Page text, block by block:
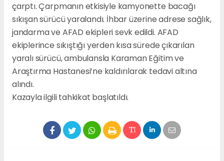
çarptı. Çarpmanın etkisiyle kamyonette bacağı
sıkışan sürücü yaralandı. İhbar üzerine adrese sağlık,
jandarma ve AFAD ekipleri sevk edildi. AFAD
ekiplerince sıkıştığı yerden kısa sürede çıkarılan
yaralı sürücü, ambulansla Karaman Eğitim ve
Araştırma Hastanesi’ne kaldırılarak tedavi altına
alındı.
Kazayla ilgili tahkikat başlatıldı.